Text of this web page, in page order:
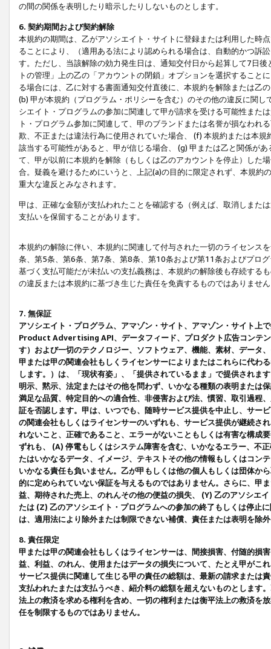
の間の関係を表明したり暗示したりしないものとします。
6. 契約期間および契約解除
本規約の期間は、乙がアソシエイト・サイトに登録または利用した時
ることにより、（適用ある法により認められる場合は、自動的かつ訴
す。ただし、当該解除の効力発生日は、通知交付日から起算して7日
トの管理」上の乙の「アカウントの閉鎖」オプションを選択するこ
る場合には、乙に対する書面通知交付直後に、本規約を解除または乙
(b) 甲が本規約（プログラム・ポリシーを含む）のその他の違反に関
シエイト・プログラムの参加に関連して甲が請求を受ける可能性また
ト・プログラム参加に関連して、甲のブランドまたは名誉が損なわれ
欺、不正または違法行為に使用されていた場合、 (f) 本規約または本
該当する可能性があると、甲が信じる場合、 (g) 甲または乙と関係が
て、甲が以前に本規約を解除（もしくは乙のアカウントを停止）した
合。疑義を避けるためにいうと、上記(a)の目的に限定されず、本規
重大な違反とみなされます。
甲は、正確な金額が支払われたことを確認する（例えば、取消しまた
支払いを保留することがあります。
本規約の解除に伴い、本規約に関連して付与された一切のライセンス
条、第5条、第6条、第7条、第8条、第10条および第11条およびプロ
基づく支払可能だが未払いの支払義務は、本規約の解除後も存続する
の違反または本規約に基づき生じた責任を免責するものではありませ
7. 無保証
アソシエイト・プログラム、アマゾン・サイト、アマゾン・サイト上
Product Advertising API、データフィード、プロダクト広告コンテ
す）および一切のテクノロジー、ソフトウェア、機能、素材、データ
甲または甲の関連会社もしくライセンサーによりまたはこれらに代わ
します。）は、「現状有姿」、「提供されているまま」で提供されま
明示、黙示、法定またはその他を問わず、いかなる種類の表明または
満足な品質、特定目的への適合性、非侵害および法、慣習、取引過程
証を否認します。甲は、いつでも、随時サービス提供を中止し、サー
の関連会社もしくはライセンサーのいずれも、サービス提供が継続さ
れないこと、正確であること、エラーがないこともしくは有害な構成
ずれも、 (A) 停電もしくはシステム障害を含む、いかなるエラー、不
たはいかなるデータ、イメージ、テキストその他の情報もしくはコン
いかなる責任も負いません。乙が甲もしくは他の個人もしくは団体か
的に定められていない保証を与えるものではありません。さらに、甲
益、期待された売上、のれんその他の便益の損失、 (Y) 乙のアソシエ
たは (Z) 乙のアソシエイト・プログラムへの参加の終了もしくは停止
は、適用法により除外または制限できない補償、責任または表明を除
8. 責任限定
甲または甲の関連会社もしくはライセンサーは、間接損害、付随的損
益、利益、のれん、使用またはデータの損失について、たとえ甲がこ
サービス提供に関連して生じる甲の責任の総額は、最新の請求または
支払われたまたは支払うべき、紹介料の総額を超えないものとします
法上の救済を求める権利を含め、一切の権利または衡平法上の救済を
任を制限するものではありません。